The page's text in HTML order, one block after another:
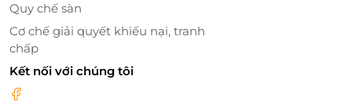
Quy chế sàn
Cơ chế giải quyết khiếu nại, tranh
chấp
Kết nối với chúng tôi